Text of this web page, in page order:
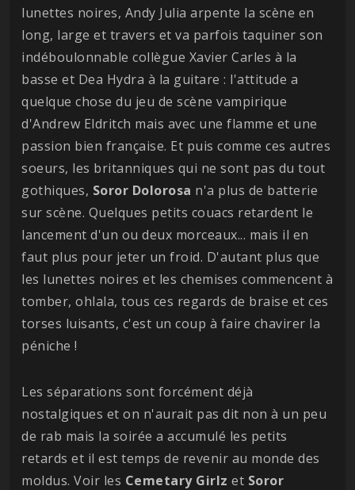
lunettes noires, Andy Julia arpente la scène en
long, large et travers et va parfois taquiner son
indéboulonnable collègue Xavier Carles à la
basse et Dea Hydra à la guitare : l'attitude a
quelque chose du jeu de scène vampirique
d'Andrew Eldritch mais avec une flamme et une
passion bien française. Et puis comme ces autres
soeurs, les britanniques qui ne sont pas du tout
gothiques, Soror Dolorosa n'a plus de batterie
sur scène. Quelques petits couacs retardent le
lancement d'un ou deux morceaux... mais il en
faut plus pour jeter un froid. D'autant plus que
les lunettes noires et les chemises commencent à
tomber, ohlala, tous ces regards de braise et ces
torses luisants, c'est un coup à faire chavirer la
péniche !
Les séparations sont forcément déjà
nostalgiques et on n'aurait pas dit non à un peu
de rab mais la soirée a accumulé les petits
retards et il est temps de revenir au monde des
moldus. Voir les Cemetary Girlz et Soror